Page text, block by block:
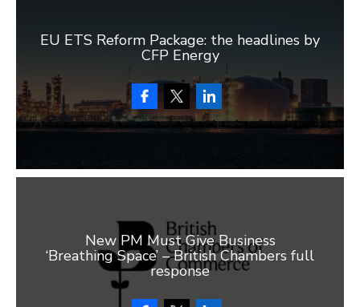
EU ETS Reform Package: the headlines by
CFP Energy
New PM Must Give Business
‘Breathing Space’ – British Chambers full
response